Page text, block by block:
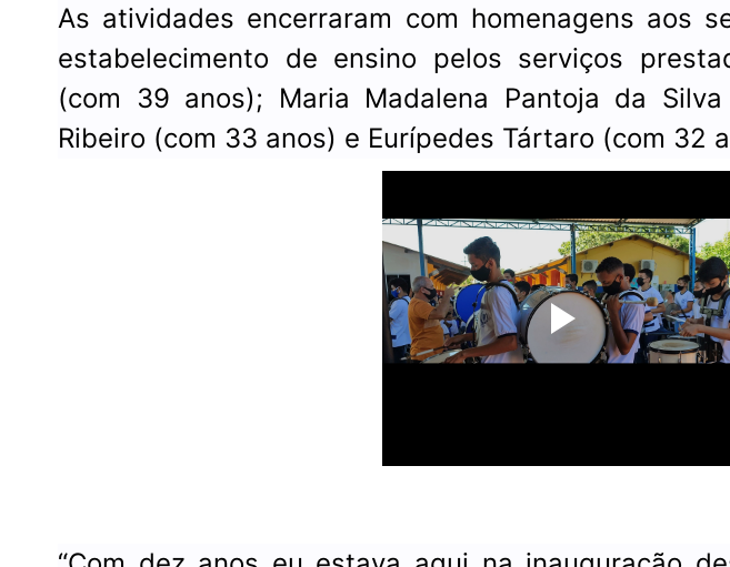
As atividades encerraram com homenagens aos
estabelecimento de ensino pelos serviços
(com 39 anos); Maria Madalena Pantoja da
Ribeiro (com 33 anos) e Eurípedes Tártaro (com 32